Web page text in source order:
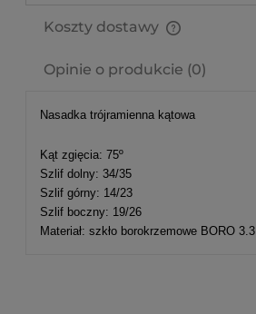
Koszty dostawy
Opinie o produkcie (0)
Nasadka trójramienna kątowa
Kąt zgięcia: 75º
Szlif dolny: 34/35
Szlif górny: 14/23
Szlif boczny: 19/26
Materiał: szkło borokrzemowe BORO 3.3